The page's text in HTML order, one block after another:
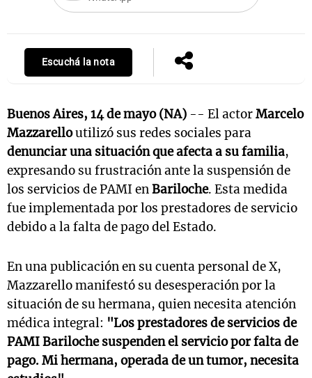
Escuchá la nota
Buenos Aires, 14 de mayo (NA) -- El actorMarcelo
Mazzarelloutilizó sus redes sociales para
denunciar una situación que afecta a su familia,
expresando su frustración ante la suspensión de
los servicios de PAMI enBariloche. Esta medida
fue implementada por los prestadores de servicio
debido a la falta de pago del Estado.
En una publicación en su cuenta personal de X,
Mazzarello manifestó su desesperación por la
situación de su hermana, quien necesita atención
médica integral: "Los prestadores de servicios de
PAMI Bariloche suspenden el servicio por falta de
pago. Mi hermana, operada de un tumor, necesita